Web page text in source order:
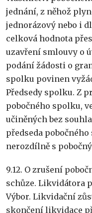
jednání, z něhož
jednorázový nebo i
celková hodnota
uzavření smlouvy o
podání žádosti o
spolku povinen
Předsedy spolku. Z
pobočného spolku,
učiněných bez
předseda
nerozdílně s
9.12. O zrušení
schůze. Likvidátora
Výbor. Likvidační
skončení likvidace